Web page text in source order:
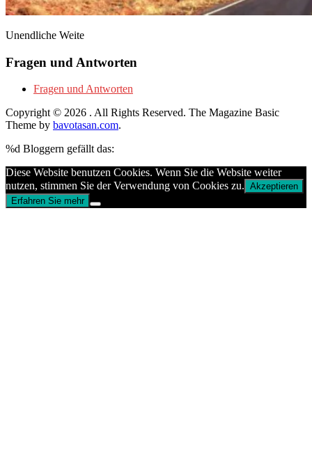
Unendliche Weite
Fragen und Antworten
Fragen und Antworten
Copyright © 2026 . All Rights Reserved. The Magazine Basic
Theme by bavotasan.com.
%d Bloggern gefällt das:
Diese Website benutzen Cookies. Wenn Sie die Website weiter
nutzen, stimmen Sie der Verwendung von Cookies zu. Akzeptieren
Erfahren Sie mehr